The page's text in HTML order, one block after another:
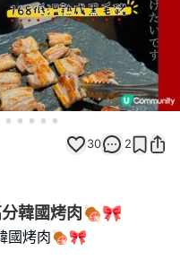
30 2
韓國烤肉🍖🎀
國烤肉🍖🎀